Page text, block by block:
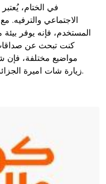
في الختام،
الاجتماعي والترفيه.
المستخدم، فإنه يوفر
كنت تبحث عن
مواضيع مختلفة، فإن
زيارة شات اميرة واكتشاف عالم جديد من التفاعل والتواصل.